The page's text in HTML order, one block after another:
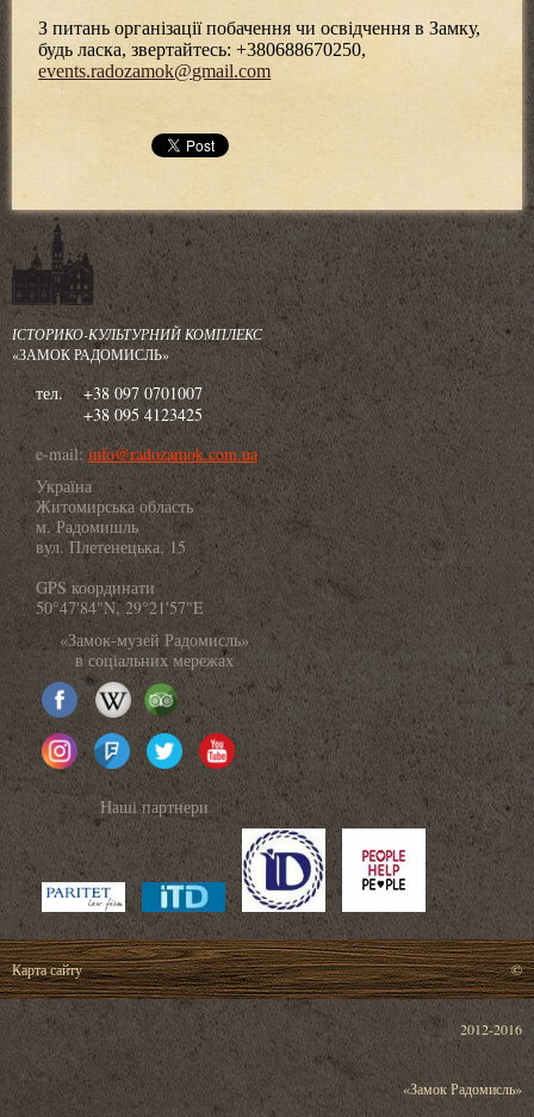
З питань організації побачення чи освідчення в Замку,
будь ласка, звертайтесь: +380688670250,
events.radozamok@gmail.com
ІСТОРИКО-КУЛЬТУРНИЙ КОМПЛЕКС
«ЗАМОК РАДОМИСЛЬ»
тел.
+38 097 0701007
+38 095 4123425
e-mail:info@radozamok.com.ua
Україна
Житомирська область
м. Радомишль
вул. Плетенецька, 15
GPS координати
50°47'84"N, 29°21'57"E
«Замок-музей Радомисль»
в соціальних мережах
Наші партнери
Карта сайту ©
2012-2016
«Замок Радомисль»